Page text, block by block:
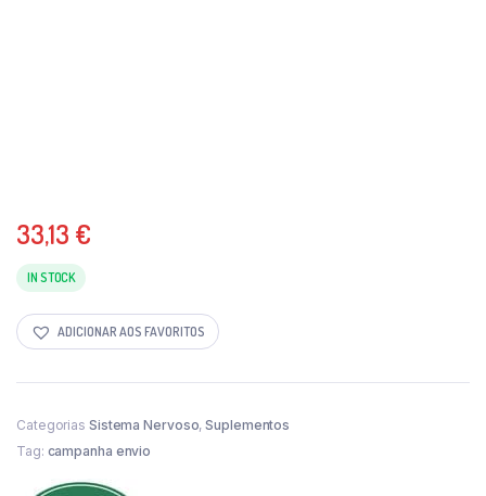
33,13 €
IN STOCK
ADICIONAR AOS FAVORITOS
Categorias Sistema Nervoso,Suplementos
Tag: campanha envio